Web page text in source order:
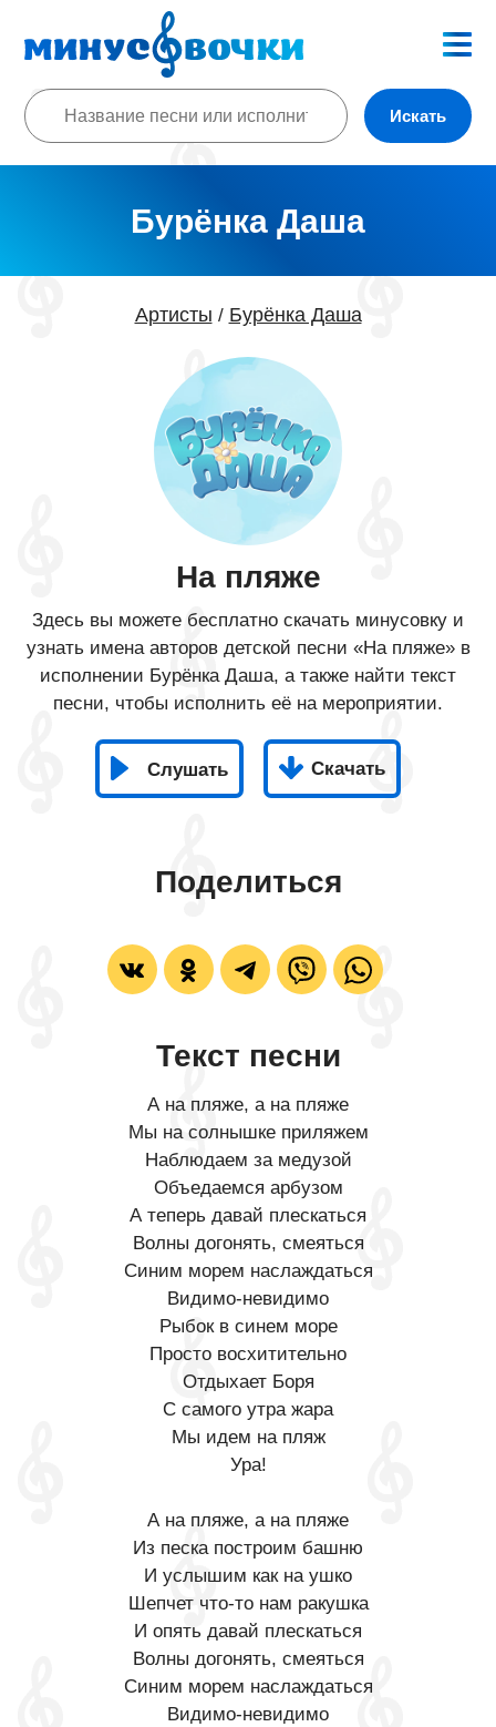
Искать
Бурёнка Даша
Артисты / Бурёнка Даша
На пляже
Здесь вы можете бесплатно скачать минусовку и
узнать имена авторов детской песни «На пляже» в
исполнении Бурёнка Даша, а также найти текст
песни, чтобы исполнить её на мероприятии.
Слушать Скачать
Поделиться
Текст песни
А на пляже, а на пляже
Мы на солнышке приляжем
Наблюдаем за медузой
Объедаемся арбузом
А теперь давай плескаться
Волны догонять, смеяться
Синим морем наслаждаться
Видимо-невидимо
Рыбок в синем море
Просто восхитительно
Отдыхает Боря
С самого утра жара
Мы идем на пляж
Ура!
А на пляже, а на пляже
Из песка построим башню
И услышим как на ушко
Шепчет что-то нам ракушка
И опять давай плескаться
Волны догонять, смеяться
Синим морем наслаждаться
Видимо-невидимо